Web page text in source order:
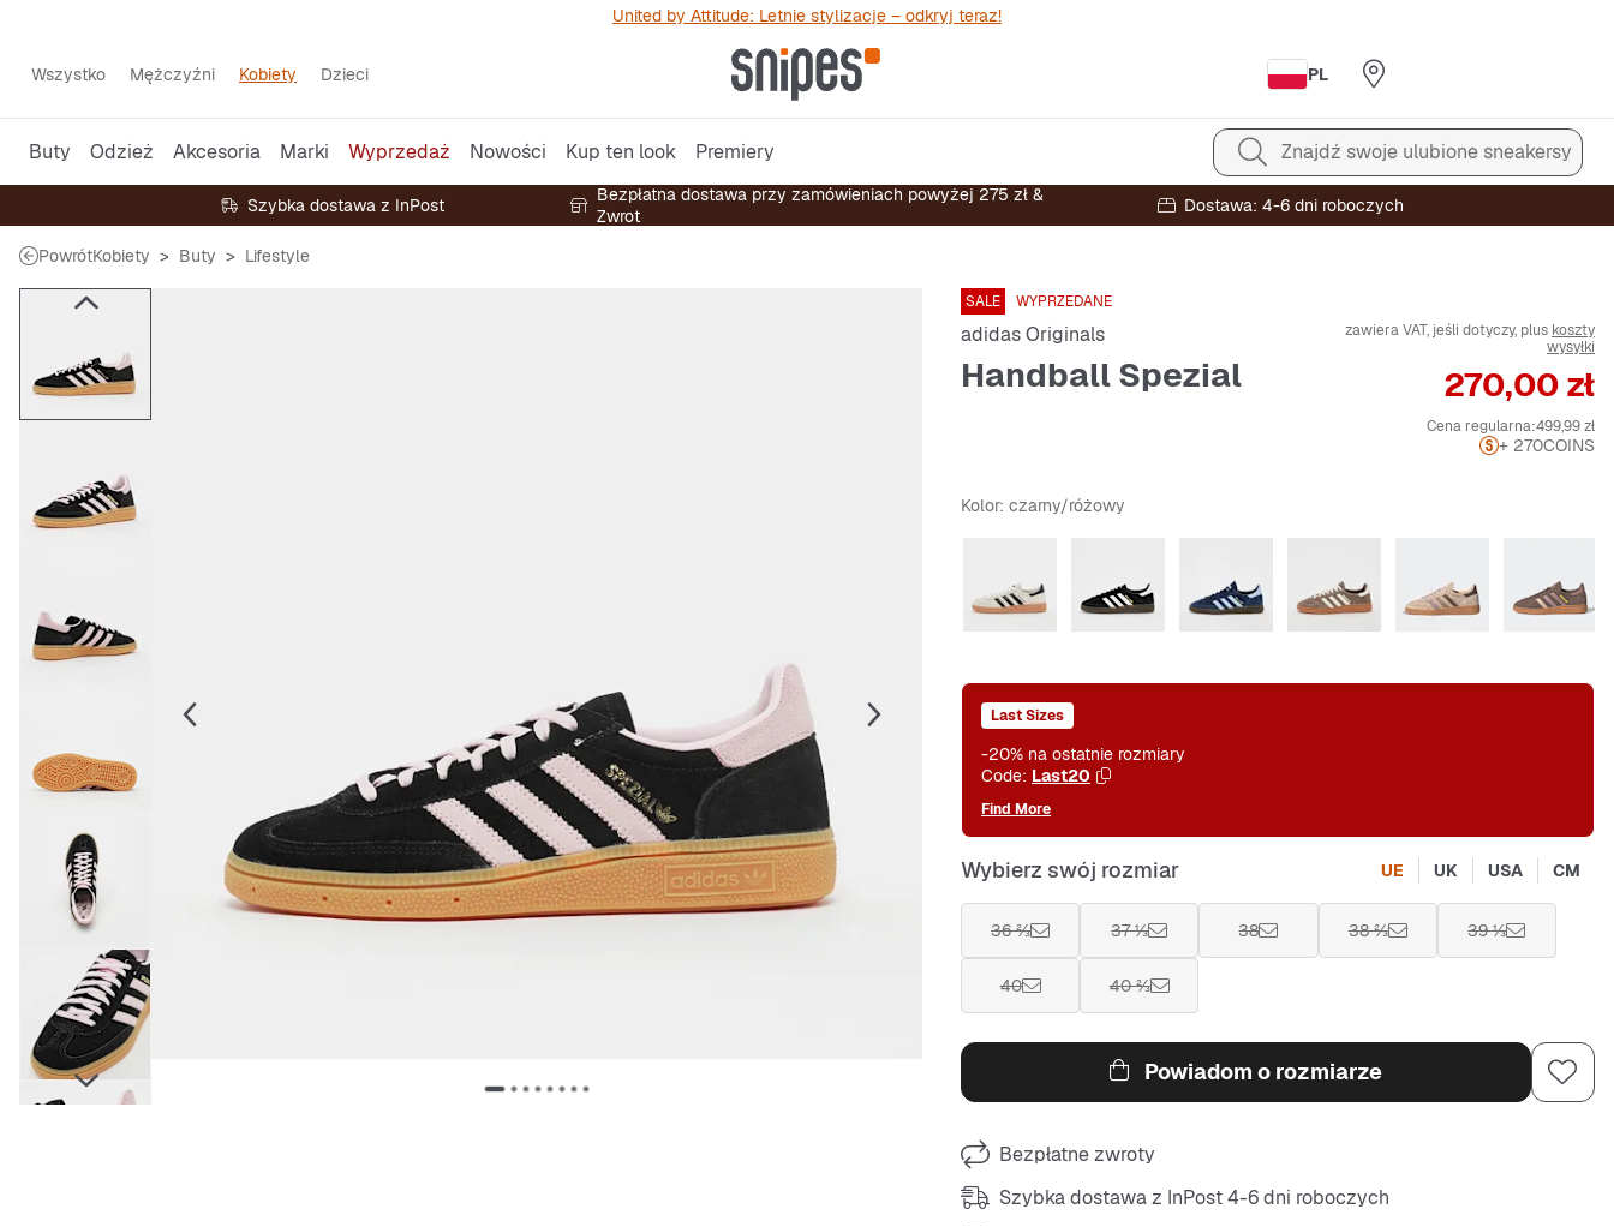
United by Attitude: Letnie stylizacje – odkryj teraz!
Wszystko Mężczyźni Kobiety Dzieci PL
Buty Odzież Akcesoria Marki Wyprzedaż Nowości Kup ten look Premiery Znajdź swoje ulubione sneakersy
Szybka dostawa z InPost
Bezpłatna dostawa przy zamówieniach powyżej 275 zł &
Zwrot
Dostawa: 4-6 dni roboczych
PowrótKobiety Buty Lifestyle
SALE WYPRZEDANE
adidas Originals
Handball Spezial
zawiera VAT, jeśli dotyczy, plus koszty
wysyłki
Cena
270,00 zł
Cena regularna:499,99 zł
+ 270COINS
Kolor: czarny/różowy
Last Sizes
-20% na ostatnie rozmiary
Code: Last20
Find More
Wybierz swój rozmiar UE UK USA CM
36 ⅔ 37 ⅓ 38 38 ⅔ 39 ⅓
40 40 ⅔
Powiadom o rozmiarze
Bezpłatne zwroty
Szybka dostawa z InPost 4-6 dni roboczych